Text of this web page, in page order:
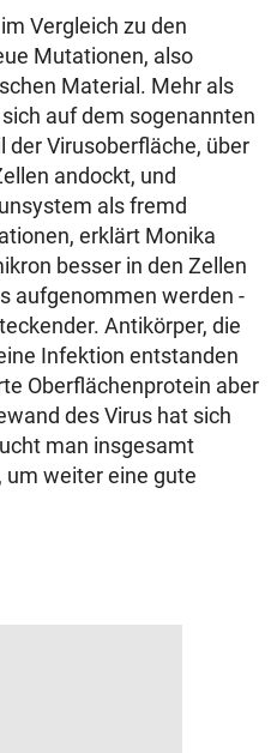
Vergleich zu den
Mutationen, also
Material. Mehr als
auf dem sogenannten
der Virusoberfläche, über
andockt, und
als fremd
erklärt Monika
besser in den Zellen
aufgenommen werden -
Antikörper, die
Infektion entstanden
Oberflächenprotein aber
des Virus hat sich
man insgesamt
um weiter eine gute